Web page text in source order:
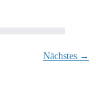
Nächstes →